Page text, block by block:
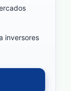
inversores